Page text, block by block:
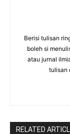
Berisi tulisan
boleh si
atau jurnal
tulisan
RELATED